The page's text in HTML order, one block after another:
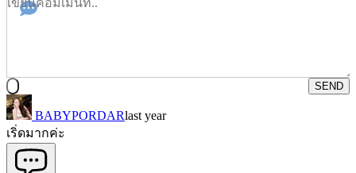
SEND
BABYPORDARlast year
เริ่ดมากค่ะ